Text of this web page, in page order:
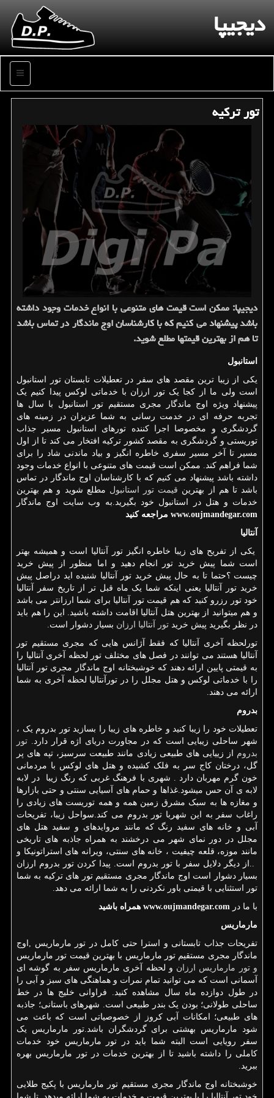
دیجیپا
منو
تور تركیه
دیجیپا: ممكن است قیمت های متنوعی با انواع خدمات وجود داشته
باشد پیشنهاد می كنیم كه با كارشناسان اوج ماندگار در تماس باشد
تا هم از بهترین قیمتها مطلع شوید.
استانبول
یکی از زیبا ترین مقصد های سفر در تعطیلات تابستان تور استانبول
است ولی ما از کجا یک تور ارزان با خدماتی لوکس پیدا کنیم یک
پیشنهاد ویژه اوج ماندگار مجری مستقیم تور استانبول با سال ها
تجربه حرفه ای در خدمت رسانی به شما عزیزان در زمینه های
گردشگری و مخصوصا اجرا کننده تورهای استانبول مسیر جذاب
توریستی و گردشگری به مقصد کشور ترکیه افتخار می کند تا از اول
مسیر تا آخر مسیر سفری خاطره انگیز و بیاد ماندنی شاد را برای
شما فراهم کند. ممکن است قیمت های متنوعی با انواع خدمات وجود
داشته باشد پیشنهاد می کنیم که با کارشناسان اوج ماندگار در تماس
باشد تا هم از بهترین قیمت تور استانبول مطلع شوید و هم بهترین
خدمات و هتل در استانبول خود بگیرید.به وب سایت اوج ماندگار
www.oujmandegar.com مراجعه کنید
آنتالیا
یکی از تفریح های زیبا خاطره انگیز تور آنتالیا است و همیشه بهتر
است شما پیش خرید تور انجام دهید و اما منظور از پیش خرید
چیست ؟حتما تا به حال پیش خرید تور آنتالیا شنیده اید دراصل پیش
خرید تور آنتالیا یعنی اینکه شما یک ماه قبل تر از تاریخ سفر آنتالیا
خود تور رزرو کنید که هم قیمت تور آنتالیا برای شما ارزانتر می باشد
و هم میتوانید از بهترین هتل آنتالیا اقامت داشته باشید. این را هم باید
در نظر بگیرید پیش خرید تور آنتالیا ارزان بسیار دشوار است.
تورلحظه آخری آنتالیا که فقط آژانس هایی که مجری مستقیم تور
آنتالیا هستند می توانند در فصل های مختلف تور لحظه آخری آنتالیا را
به قیمتی پایین ارائه دهند که خوشبختانه اوج ماندگار مجری تور آنتالیا
را با خدماتی لوکس و هتل مجلل را در تورآنتالیا لحظه آخری به شما
ارائه می دهند.
بدروم
تعطیلات خود را زیبا کنید و خاطره های زیبا را بسازید تور بدروم یک ،
شهر ساحلی زیبایی است که در مجاورت دریای اژه قرار دارد. تور
بدروم از زییایی های طبیعی زیادی مانند طبیعت سرسبز، تپه های پر
گل، درختان کاج سر به فلک کشیده و هتل های لوکس با مردمانی
خون گرم مهربان دارد . شهری با فرهنگ غربی که رنگ زیبا در لابه
لابه ی آن حس میشود.غذاها و حمام های آسیایی سنتی و حتی بازارها
و مغازه ها به سبک مشرق زمین همه و همه توریست های زیادی را
راغاب سفر به این شهربا تور بدروم می کند.سواحل زیبا، تفریحات
آبی و خانه های سفید رنگ که مانند مروایدهای و سفید هتل های
مجلل در دور نمای شهر می درخشند به همراه جاذبه های تاریخی
مانند موزه، قلعه چیفیت ، خانه های سنتی، ویرانه های استراتونیکا و
از دیگر دلایل سفر با تور بدروم است. پیدا کردن تور بدروم ارزان
بسیار دشوار است اوج ماندگار مجری مستقیم تور های ترکیه به شما
تور استثنایی با قیمتی باور نکردنی را به شما ارائه می دهد.
با ما در www.oujmandegar.com همراه باشید
مارماریس
تفریحات جذاب تابستانی و استرا حتی کامل در تور مارماریس ,اوج
ماندگار مجری مستقیم تور مارماریس با بهترین قیمت تور مارماریس
و تور مارماریس ارزان و لحظه آخری مارماریس سفر به گوشه ای
آسمانی است که می توانید تمام نمرات و هماهنگی های سبز و آبی را
در طول دوازده ماه سال مشاهده کنید. فراوانی خلیج ها در خط
ساحلی طولانی؛ بودن یک بندر طبیعی است. شهرهای باستانی؛ جاذبه
های طبیعی؛ امکانات آبی کروز از خصوصیاتی است که باعث می
شود مارماریس بهشتی برای گردشگران باشد.تور مارماریس یک
سفر رویایی است البته شما باید در تور مارماریس خود خدمات
کاملی را داشته باشید تا از بهترین خدمات در تور مارماریس بهره
ببرید.
خوشبختانه اوج ماندگار مجری مستقیم تور مارماریس با پکیج طلایی
خود تور آنتالیا را با بهترین قیمت و خدمات به شما ارائه میدهد تا شما